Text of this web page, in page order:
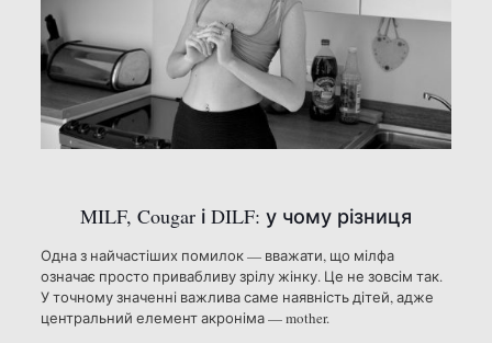
MILF, Cougar і DILF: у чому різниця
Одна з найчастіших помилок — вважати, що мілфа
означає просто привабливу зрілу жінку. Це не зовсім так.
У точному значенні важлива саме наявність дітей, адже
центральний елемент акроніма — mother.